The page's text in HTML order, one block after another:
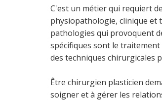
C'est un métier qui requiert
physiopathologie, clinique et
pathologies qui provoquent
spécifiques sont le
des techniques chirurgicales
Être chirurgien plasticien
soigner et à gérer les